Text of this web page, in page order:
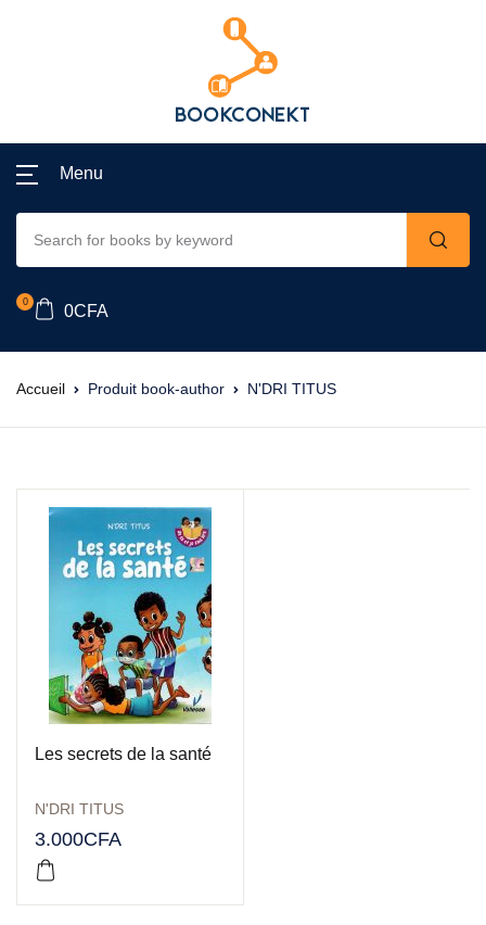
Menu
0
0CFA
Accueil Produit book-author N'DRI TITUS
Les secrets de la santé
N'DRI TITUS
3.000CFA